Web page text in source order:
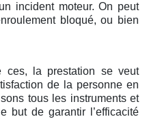
incident moteur. On peut
bloqué, ou bien
ces, la prestation se veut
de la personne en
tous les instruments et
but de garantir l’efficacité